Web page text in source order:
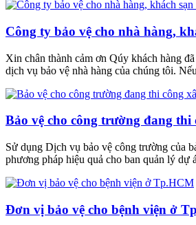
Công ty bảo vệ cho nhà hàng,
Xin chân thành cảm ơn Qúy khách hàng
dịch vụ bảo vệ nhà hàng của chúng tôi.
Bảo vệ cho công trường đang thi
Sử dụng Dịch vụ bảo vệ công trường của
phương pháp hiệu quả cho ban quản lý dự
Đơn vị bảo vệ cho bệnh viện ở